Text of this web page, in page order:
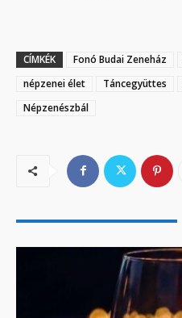
CÍMKÉK Fonó Budai Zeneház
népzenei élet
Táncegyüttes
Népzenészbál